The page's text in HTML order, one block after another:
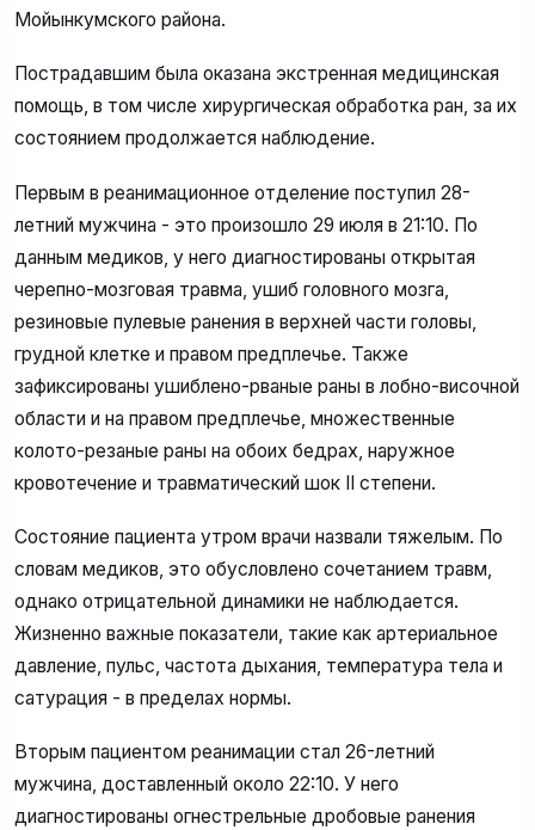
Мойынкумского района.
Пострадавшим была оказана экстренная медицинская
помощь, в том числе хирургическая обработка ран, за их
состоянием продолжается наблюдение.
Первым в реанимационное отделение поступил 28-
летний мужчина - это произошло 29 июля в 21:10. По
данным медиков, у него диагностированы открытая
черепно-мозговая травма, ушиб головного мозга,
резиновые пулевые ранения в верхней части головы,
грудной клетке и правом предплечье. Также
зафиксированы ушиблено-рваные раны в лобно-височной
области и на правом предплечье, множественные
колото-резаные раны на обоих бедрах, наружное
кровотечение и травматический шок II степени.
Состояние пациента утром врачи назвали тяжелым. По
словам медиков, это обусловлено сочетанием травм,
однако отрицательной динамики не наблюдается.
Жизненно важные показатели, такие как артериальное
давление, пульс, частота дыхания, температура тела и
сатурация - в пределах нормы.
Вторым пациентом реанимации стал 26-летний
мужчина, доставленный около 22:10. У него
диагностированы огнестрельные дробовые ранения